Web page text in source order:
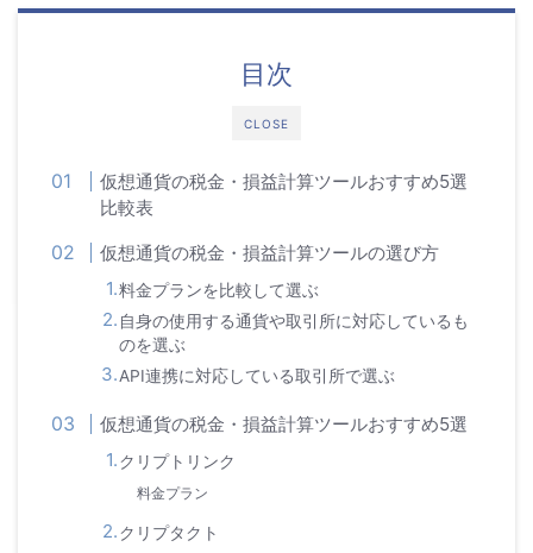
CLOSE
目次
仮想通貨の税金・損益計算ツールおすすめ5選
比較表
仮想通貨の税金・損益計算ツールの選び方
料金プランを比較して選ぶ
自身の使用する通貨や取引所に対応しているも
のを選ぶ
API連携に対応している取引所で選ぶ
仮想通貨の税金・損益計算ツールおすすめ5選
クリプトリンク
料金プラン
クリプタクト